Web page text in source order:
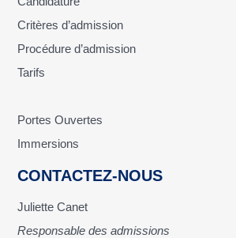
Critères d’admission
Procédure d’admission
Tarifs
Portes Ouvertes
Immersions
CONTACTEZ-NOUS
Juliette Canet
Responsable des admissions